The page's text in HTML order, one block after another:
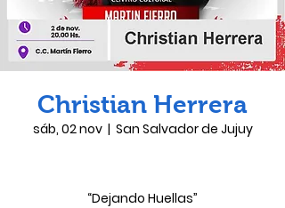
Christian Herrera
sáb, 02 nov
  |
San Salvador de Jujuy
“Dejando Huellas”